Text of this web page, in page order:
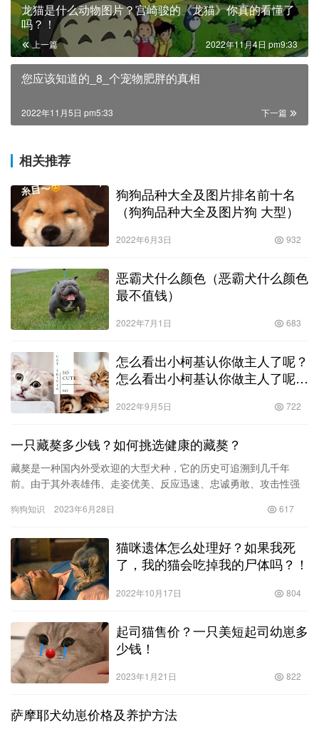
龙猫是什么动物图片？宫崎骏的《龙猫》你真的看懂了
吗？！
上一篇 2022年11月4日 pm9:33
您应该知道的_8_个宠物肥胖的真相
下一篇
2022年11月5日 pm5:33
相关推荐
狗狗品种大全及图片排名前十名
（狗狗品种大全及图片狗 大型）
2022年6月3日 932
恶霸犬什么颜色（恶霸犬什么颜色
最不值钱）
2022年7月1日 683
怎么看出小柯基认你做主人了呢？
怎么看出小柯基认你做主人了呢视
2022年9月5日 722
一只藏獒多少钱？如何挑选健康的藏獒？
藏獒是一种国内外受欢迎的大型犬种，它的历史可追溯到几千年
前。由于其外表雄伟、走姿优美、反应迅速、忠诚勇敢、攻击性强
同，市场…
狗狗知识 2023年6月28日 617
猫咪遗体怎么处理好？如果我死
了，我的猫会吃掉我的尸体吗？！
2022年10月17日 804
起司猫售价？一只美短起司幼崽多
少钱！
2023年1月21日 822
萨摩耶犬幼崽价格及养护方法